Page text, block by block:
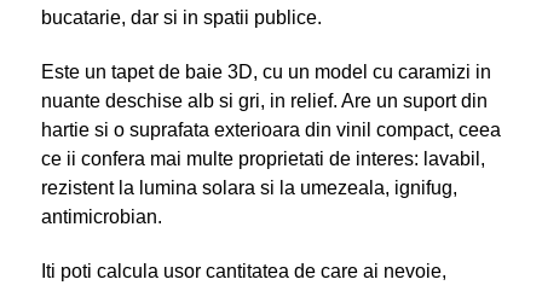
bucatarie, dar si in spatii publice.
Este un tapet de baie 3D, cu un model cu caramizi in
nuante deschise alb si gri, in relief. Are un suport din
hartie si o suprafata exterioara din vinil compact, ceea
ce ii confera mai multe proprietati de interes: lavabil,
rezistent la lumina solara si la umezeala, ignifug,
antimicrobian.
Iti poti calcula usor cantitatea de care ai nevoie,